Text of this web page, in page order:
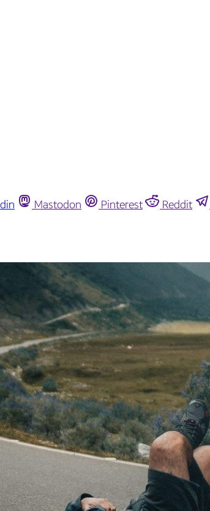
Mastodon Pinterest Reddit